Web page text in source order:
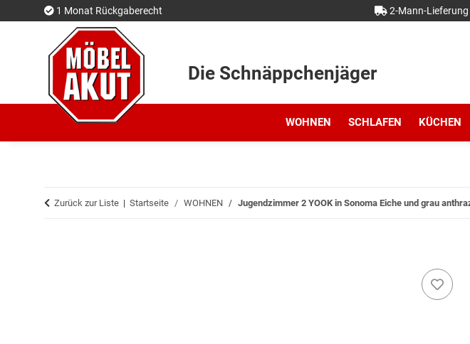
1 Monat Rückgaberecht 2-Mann-
Die Schnäppchenjäger
WOHNEN SCHLAFEN KÜCHEN
Zurück zur Liste Startseite WOHNEN Jugendzimmer 2 YOOK in Sonoma Eiche und grau